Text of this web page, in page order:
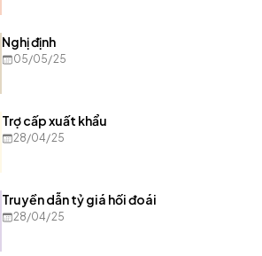
Nghị định
05/05/25
Trợ cấp xuất khẩu
28/04/25
Truyền dẫn tỷ giá hối đoái
28/04/25